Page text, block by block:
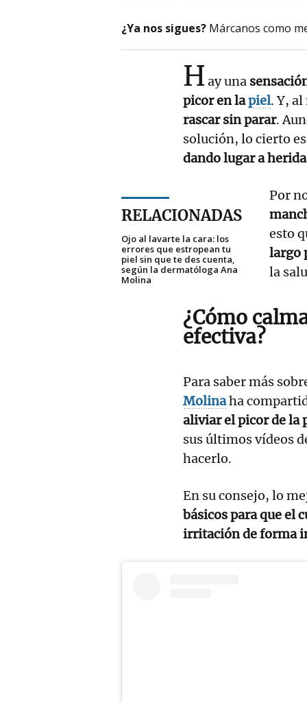
¿Ya nos sigues? Márcanos como
H ay una
picor en lapiel. Y,
rascar sin parar.
solución, lo cierto
dando lugar a
RELACIONADAS
Ojo al lavarte la cara: los
errores que estropean tu
piel sin que te des cuenta,
según la dermatóloga Ana
Molina
Por
esto
largo
la
¿Cómo
efectiva?
Para saber más
Molinaha
aliviar el picor de la
sus últimos vídeos
hacerlo.
En su consejo, lo
básicos para que el
irritación de forma